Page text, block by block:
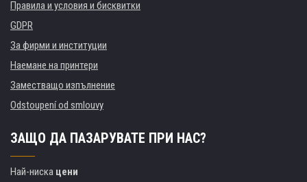
Правила и условия и бисквитки
GDPR
За фирми и институции
Наемане на принтери
Заместващо изпълнение
Odstoupení od smlouvy
ЗАЩО ДА ПАЗАРУВАТЕ ПРИ НАС?
Най-ниска цени